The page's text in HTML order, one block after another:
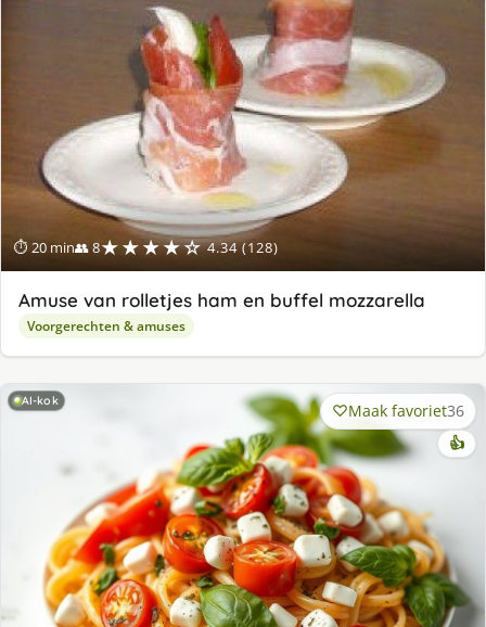
⏱ 20 min👥 8★★★★☆ 4.34 (128)
Amuse van rolletjes ham en buffel mozzarella
Voorgerechten & amuses
AI-kok Maak favoriet36
👍